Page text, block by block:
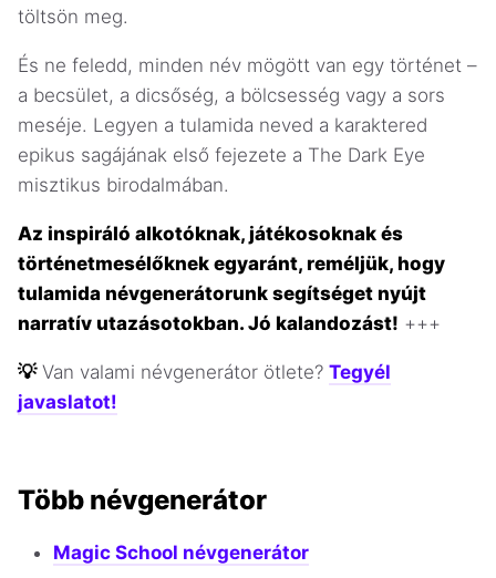
töltsön meg.
És ne feledd, minden név mögött van egy történet –
a becsület, a dicsőség, a bölcsesség vagy a sors
meséje. Legyen a tulamida neved a karaktered
epikus sagájának első fejezete a The Dark Eye
misztikus birodalmában.
Az inspiráló alkotóknak, játékosoknak és
történetmesélőknek egyaránt, reméljük, hogy
tulamida névgenerátorunk segítséget nyújt
narratív utazásotokban. Jó kalandozást! +++
💡 Van valami névgenerátor ötlete? Tegyél
javaslatot!
Több névgenerátor
Magic School névgenerátor